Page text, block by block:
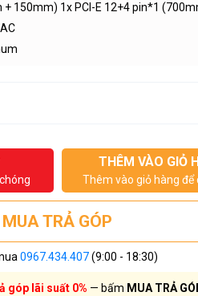
150mm) 1x PCI-E 12+4 pin*1
THÊM VÀO GIỎ
Thêm vào giỏ hàng để
MUA TRẢ GÓP
0967.434.407(9:00 - 18:30)
góp lãi suất 0% — bấm MUA TRẢ